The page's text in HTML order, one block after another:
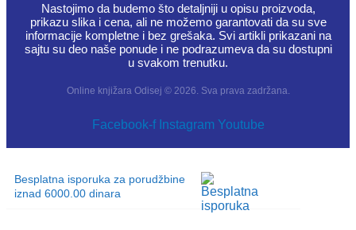
Nastojimo da budemo što detaljniji u opisu proizvoda,
prikazu slika i cena, ali ne možemo garantovati da su sve
informacije kompletne i bez grešaka. Svi artikli prikazani na
sajtu su deo naše ponude i ne podrazumeva da su dostupni
u svakom trenutku.
Online knjižara Odisej © 2026. Sva prava zadržana.
Facebook-f Instagram Youtube
Besplatna isporuka za porudžbine
iznad 6000.00 dinara